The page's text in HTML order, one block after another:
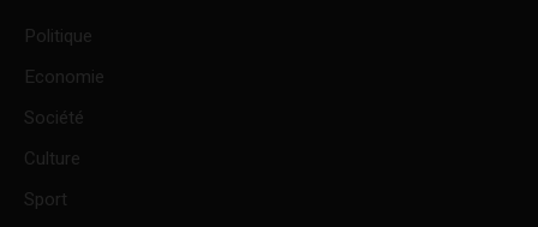
Politique
Economie
Société
Culture
Sport